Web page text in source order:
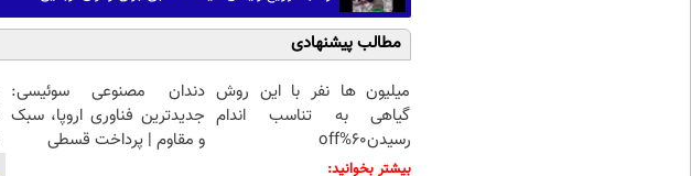
مطالب پیشنهادی
میلیون ها نفر با این روش
گیاهی به تناسب اندام
رسیدن60%off
دندان مصنوعی سوئیسی:
جدیدترین فناوری اروپا، سبک
و مقاوم | پرداخت قسطی
بیشتر بخوانید: